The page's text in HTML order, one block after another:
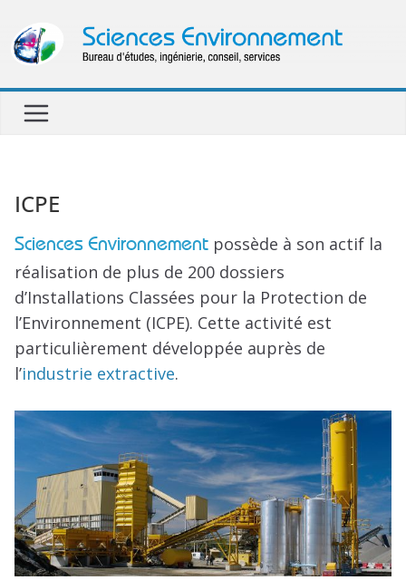
au
contenu
ICPE
Sciences Environnement possède à son actif la
réalisation de plus de 200 dossiers
d’Installations Classées pour la Protection de
l’Environnement (ICPE). Cette activité est
particulièrement développée auprès de
l’industrie extractive.